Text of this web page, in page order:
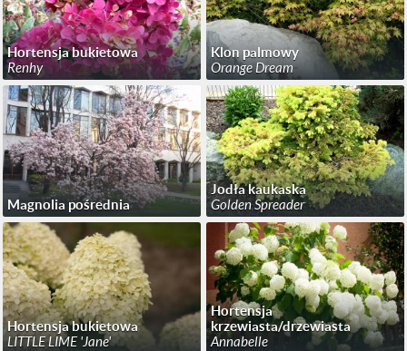
Hortensja bukietowa
Renhy
Klon palmowy
Orange Dream
Magnolia pośrednia
Jodła kaukaska
Golden Spreader
Hortensja bukietowa
LITTLE LIME 'Jane'
Hortensja
krzewiasta/drzewiasta
Annabelle